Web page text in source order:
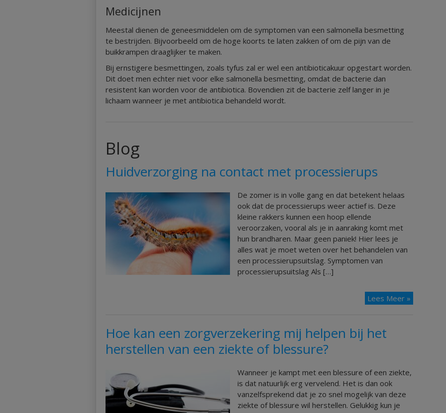
Medicijnen
Meestal dienen de geneesmiddelen om de symptomen van een salmonella besmetting
te bestrijden. Bijvoorbeeld om de hoge koorts te laten zakken of om de pijn van de
buikkrampen draaglijker te maken.
Bij ernstigere besmettingen, zoals tyfus zal er wel een antibioticakuur opgestart worden.
Dit doet men echter niet voor elke salmonella besmetting, omdat de bacterie dan
resistent kan worden voor de antibiotica. Bovendien zit de bacterie zelf langer in je
lichaam wanneer je met antibiotica behandeld wordt.
Blog
Huidverzorging na contact met processierups
De zomer is in volle gang en dat betekent helaas
ook dat de processierups weer actief is. Deze
kleine rakkers kunnen een hoop ellende
veroorzaken, vooral als je in aanraking komt met
hun brandharen. Maar geen paniek! Hier lees je
alles wat je moet weten over het behandelen van
een processierupsuitslag. Symptomen van
processierupsuitslag Als […]
Lees Meer »
Hoe kan een zorgverzekering mij helpen bij het
herstellen van een ziekte of blessure?
Wanneer je kampt met een blessure of een ziekte,
is dat natuurlijk erg vervelend. Het is dan ook
vanzelfsprekend dat je zo snel mogelijk van deze
ziekte of blessure wil herstellen. Gelukkig kun je